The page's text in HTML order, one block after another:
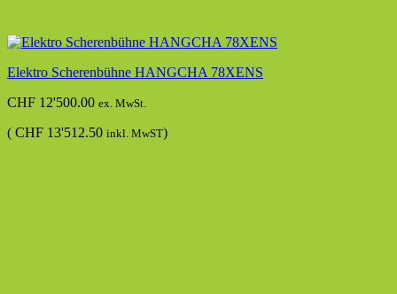
Elektro Scherenbühne HANGCHA 78XENS
CHF 12'500.00 ex. MwSt.
( CHF 13'512.50 inkl. MwST)